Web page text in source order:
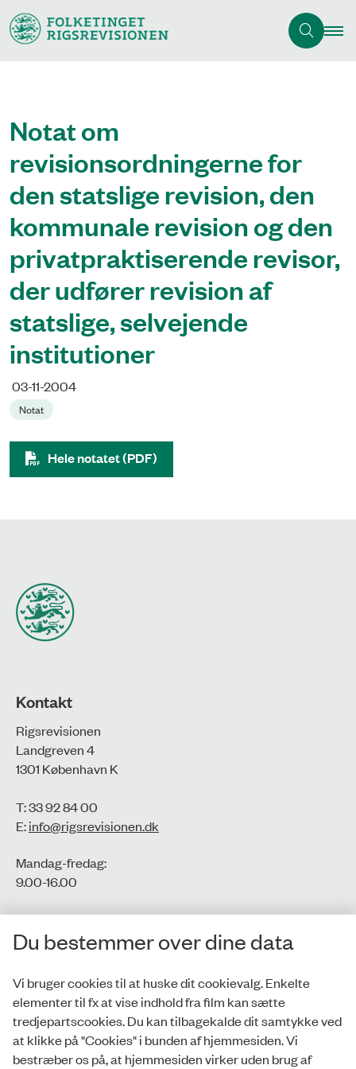
Notat om
revisionsordningerne for
den statslige revision, den
kommunale revision og den
privatpraktiserende revisor,
der udfører revision af
statslige, selvejende
institutioner
03-11-2004
Notat
Hele notatet (PDF)
Kontakt
Rigsrevisionen
Landgreven 4
1301 København K
T: 33 92 84 00
E:info@rigsrevisionen.dk
Mandag-fredag:
9.00-16.00​
CVR-nr.: 77806113
EAN-nr.: 5798000016002
Privatlivspolitik
Whistleblowerordning
Du bestemmer over dine data
Vi bruger cookies til at huske dit cookievalg. Enkelte
elementer til fx at vise indhold fra film kan sætte
tredjepartscookies. Du kan tilbagekalde dit samtykke ved
at klikke på "Cookies" i bunden af hjemmesiden. Vi
bestræber os på, at hjemmesiden virker uden brug af